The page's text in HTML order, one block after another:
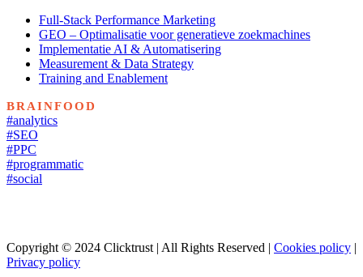
Full-Stack Performance Marketing
GEO – Optimalisatie voor generatieve zoekmachines
Implementatie AI & Automatisering
Measurement & Data Strategy
Training and Enablement
BRAINFOOD
#analytics
#SEO
#PPC
#programmatic
#social
Copyright © 2024 Clicktrust | All Rights Reserved | Cookies policy |
Privacy policy